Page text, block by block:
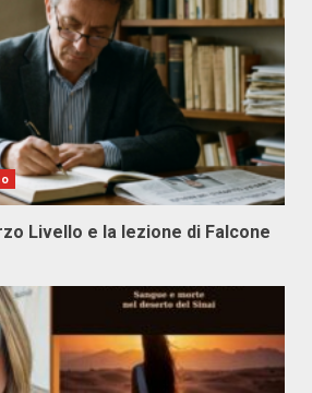
Livello e la lezione di Falcone